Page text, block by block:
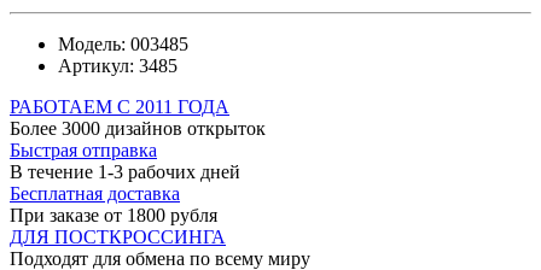
Модель: 003485
Артикул: 3485
РАБОТАЕМ С 2011 ГОДА
Более 3000 дизайнов открыток
Быстрая отправка
В течение 1-3 рабочих дней
Бесплатная доставка
При заказе от 1800 рубля
ДЛЯ ПОСТКРОССИНГА
Подходят для обмена по всему миру